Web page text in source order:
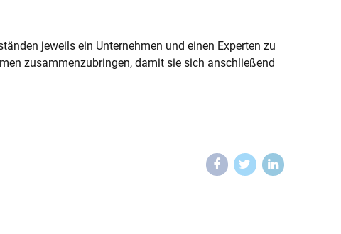
jeweils ein Unternehmen und einen Experten zu
zusammenzubringen, damit sie sich anschließend